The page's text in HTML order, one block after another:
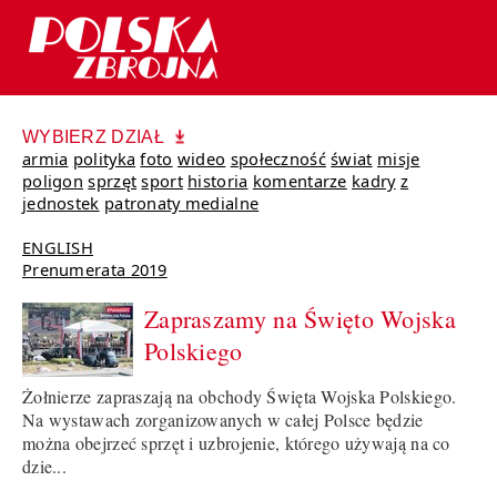
WYBIERZ DZIAŁ
armia polityka foto wideo społeczność świat misje
poligon sprzęt sport historia komentarze kadry z
jednostek patronaty medialne
ENGLISH
Prenumerata 2019
Zapraszamy na Święto Wojska
Polskiego
Żołnierze zapraszają na obchody Święta Wojska Polskiego.
Na wystawach zorganizowanych w całej Polsce będzie
można obejrzeć sprzęt i uzbrojenie, którego używają na co
dzie...